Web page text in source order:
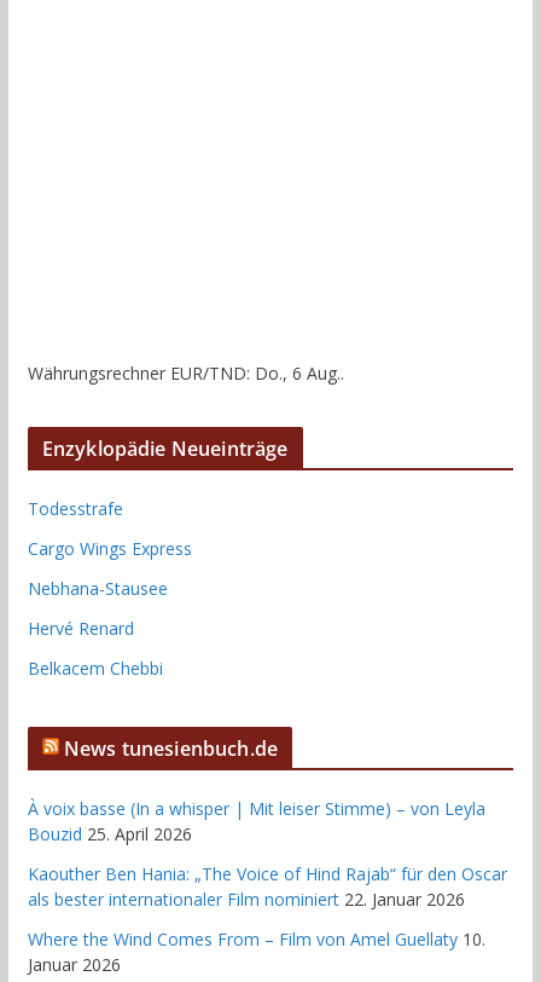
Währungsrechner EUR/TND: Do., 6 Aug..
Enzyklopädie Neueinträge
Todesstrafe
Cargo Wings Express
Nebhana-Stausee
Hervé Renard
Belkacem Chebbi
News tunesienbuch.de
À voix basse (In a whisper | Mit leiser Stimme) – von Leyla
Bouzid 25. April 2026
Kaouther Ben Hania: „The Voice of Hind Rajab“ für den Oscar
als bester internationaler Film nominiert 22. Januar 2026
Where the Wind Comes From – Film von Amel Guellaty 10.
Januar 2026